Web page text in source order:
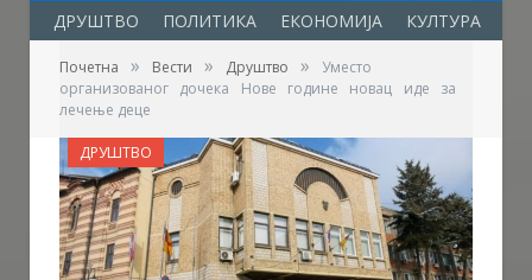
ДРУШТВО ПОЛИТИКА ЕКОНОМИЈА КУЛТУРА
Почетна » Вести » Друштво »
Уместо
организованог дочека Нове године новац иде за
лечење деце
ДРУШТВО